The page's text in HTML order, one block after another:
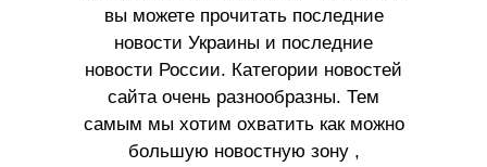
вы можете прочитать последние
новости Украины и последние
новости России. Категории новостей
сайта очень разнообразны. Тем
самым мы хотим охватить как можно
большую новостную зону ,